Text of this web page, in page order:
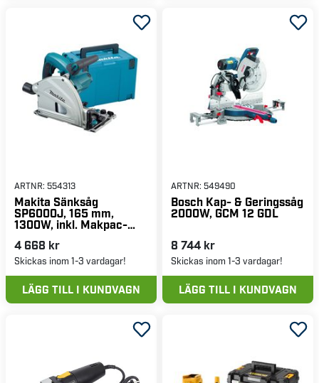
ARTNR: 554313
Makita Sänksåg
SP6000J, 165 mm,
1300W, inkl. Makpac-
4 668 kr
Skickas inom 1-3 vardagar!
LÄGG TILL I KUNDVAGN
ARTNR: 549490
Bosch Kap- & Geringssåg
2000W, GCM 12 GDL
8 744 kr
Skickas inom 1-3 vardagar!
LÄGG TILL I KUNDVAGN